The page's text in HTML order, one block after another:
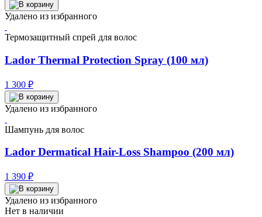
Удалено из избранного
Термозащитный спрей для волос
Lador Thermal Protection Spray (100 мл)
1 300 ₽
Удалено из избранного
Шампунь для волос
Lador Dermatical Hair-Loss Shampoo (200 мл)
1 390 ₽
Удалено из избранного
Нет в наличии